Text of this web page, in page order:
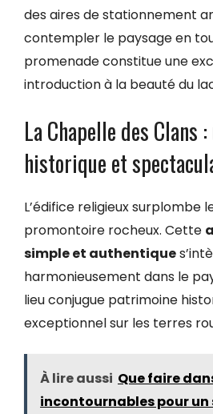
des aires de stationnement
contempler le paysage en
promenade constitue une
introduction à la beauté du
La Chapelle des Clans
historique et
L’édifice religieux surplombe
promontoire rocheux. Cette
simple et authentique
harmonieusement dans le
lieu conjugue patrimoine
exceptionnel sur les terres
À lire aussi Que faire
incontournables pour un